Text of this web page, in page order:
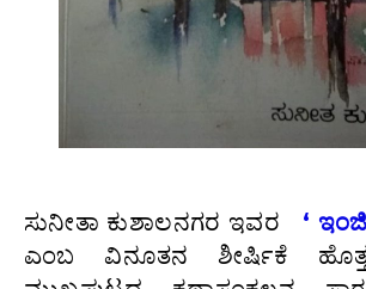
ಸುನೀತಾ ಕುಶಾಲನಗರ ಇವರ
‘
ಎಂಬ ವಿನೂತನ ಶೀರ್ಷಿಕೆ